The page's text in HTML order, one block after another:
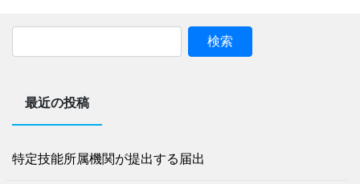
受入可能な業種
News
最近の投稿
特定技能所属機関が提出する届出